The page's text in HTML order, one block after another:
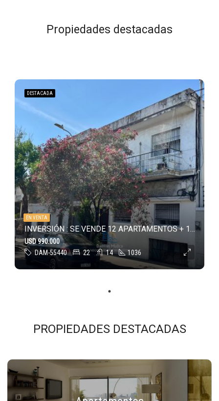
Propiedades destacadas
INVERSIÓN : SE VENDE 12 APARTAMENTOS + 12 COCHERAS + 2 OFICINAS en Parque Batlle
DAM-55440 22 14 1036
USD 990.000
EN VENTA
DESTACADA
PROPIEDADES DESTACADAS